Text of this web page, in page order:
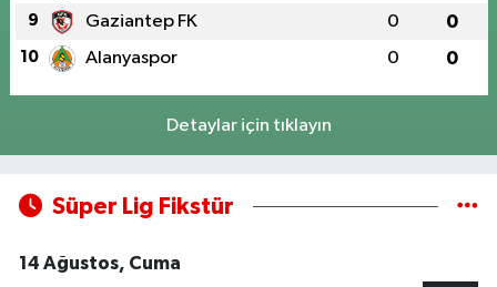
9 Gaziantep FK 0 0
10 Alanyaspor 0 0
Detaylar için tıklayın
Süper Lig Fikstür
14 Ağustos, Cuma